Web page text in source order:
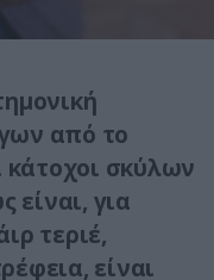
από το
κάτοχοι σκύλων
είναι, για
τεριέ,
είναι